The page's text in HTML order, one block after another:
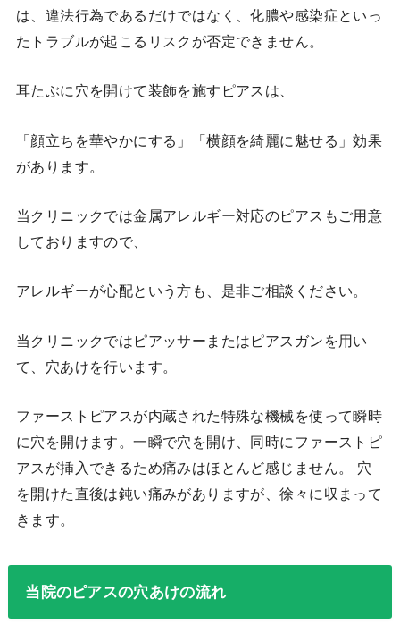
は、違法行為であるだけではなく、化膿や感染症といっ
たトラブルが起こるリスクが否定できません。
耳たぶに穴を開けて装飾を施すピアスは、
「顔立ちを華やかにする」「横顔を綺麗に魅せる」効果
があります。
当クリニックでは金属アレルギー対応のピアスもご用意
しておりますので、
アレルギーが心配という方も、是非ご相談ください。
当クリニックではピアッサーまたはピアスガンを用い
て、穴あけを行います。
ファーストピアスが内蔵された特殊な機械を使って瞬時
に穴を開けます。一瞬で穴を開け、同時にファーストピ
アスが挿入できるため痛みはほとんど感じません。 穴
を開けた直後は鈍い痛みがありますが、徐々に収まって
きます。
当院のピアスの穴あけの流れ